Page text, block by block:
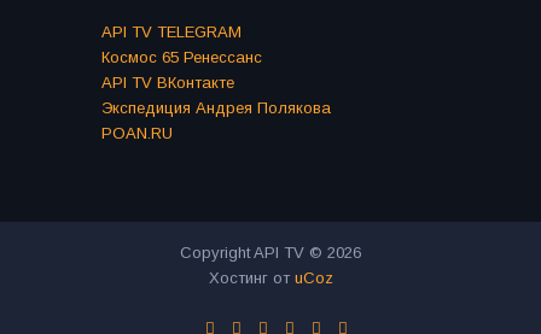
API TV TELEGRAM
Космос 65 Ренессанс
API TV ВКонтакте
Экспедиция Андрея Полякова
POAN.RU
Copyright API TV © 2026
Хостинг от uCoz